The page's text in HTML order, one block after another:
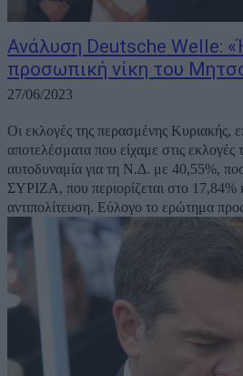
Ανάλυση Deutsche Welle:
προσωπική νίκη του
27/06/2023
Οι εκλογές της περασμένης Κυριακής,
αποτελέσματα που είχαμε στις
αυτοδυναμία για τη Ν.Δ. με 40,55%,
ΣΥΡΙΖΑ, που περιορίζεται στο 17,84%
αντιπολίτευση. Εύλογο το ερώτημα